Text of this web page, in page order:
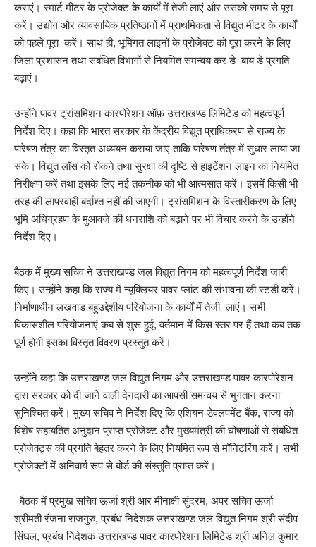
कराएं। स्मार्ट मीटर के प्रोजेक्ट के कार्यों में तेजी लाएं और उसको समय से पूरा
करें। उद्योग और व्यावसायिक प्रतिष्ठानों में प्राथमिकता से विद्युत मीटर के कार्यों
को पहले पूरा करें। साथ ही, भूमिगत लाइनों के प्रोजेक्ट को पूरा करने के लिए
जिला प्रशासन तथा संबंधित विभागों से नियमित समन्वय कर डे बाय डे प्रगति
बढ़ाएं।
उन्होंने पावर ट्रांसमिशन कारपोरेशन ऑफ़ उत्तराखण्ड लिमिटेड को महत्वपूर्ण
निर्देश दिए। कहा कि भारत सरकार के केंद्रीय विद्युत प्राधिकरण से राज्य के
पारेषण तंत्र का विस्तृत अध्ययन कराया जाए ताकि पारेषण तंत्र में सुधार लाया जा
सके। विद्युत लॉस को रोकने तथा सुरक्षा की दृष्टि से हाइटेंशन लाइन का नियमित
निरीक्षण करें तथा इसके लिए नई तकनीक को भी आत्मसात करें। इसमें किसी भी
तरह की लापरवाही बर्दाश्त नहीं की जाएगी। ट्रांसमिशन के विस्तारीकरण के लिए
भूमि अधिग्रहण के मुआवजे की धनराशि को बढ़ाने पर भी विचार करने के उन्होंने
निर्देश दिए।
बैठक में मुख्य सचिव ने उत्तराखण्ड जल विद्युत निगम को महत्वपूर्ण निर्देश जारी
किए। उन्होंने कहा कि राज्य में न्यूक्लियर पावर प्लांट की संभावना की स्टडी करें।
निर्माणाधीन लखवाड बहुउद्देशीय परियोजना के कार्यों में तेजी लाएं। सभी
विकासशील परियोजनाएं कब से शुरू हुई, वर्तमान में किस स्तर पर हैं तथा कब तक
पूर्ण होंगी इसका विस्तृत विवरण प्रस्तुत करें।
उन्होंने कहा कि उत्तराखण्ड जल विद्युत निगम और उत्तराखण्ड पावर कारपोरेशन
द्वारा सरकार को दी जाने वाली देनदारी का आपसी समन्वय से भुगतान करना
सुनिश्चित करें। मुख्य सचिव ने निर्देश दिए कि एशियन डेवलपमेंट बैंक, राज्य को
विशेष सहायतित अनुदान प्राप्त प्रोजेक्ट और मुख्यमंत्री की घोषणाओं से संबंधित
प्रोजेक्ट्स की प्रगति बेहतर करने के लिए नियमित रूप से मॉनिटरिंग करें। सभी
प्रोजेक्टों में अनिवार्य रूप से बोर्ड की संस्तुति प्राप्त करें।
बैठक में प्रमुख सचिव ऊर्जा श्री आर मीनाक्षी सुंदरम, अपर सचिव ऊर्जा
श्रीमती रंजना राजगुरु, प्रबंध निदेशक उत्तराखण्ड जल विद्युत निगम श्री संदीप
सिंघल, प्रबंध निदेशक उत्तराखण्ड पावर कारपोरेशन लिमिटेड श्री अनिल कुमार